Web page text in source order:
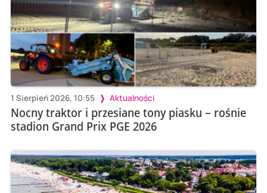
1 Sierpień 2026, 10:55 Aktualności
Nocny traktor i przesiane tony piasku – rośnie
stadion Grand Prix PGE 2026